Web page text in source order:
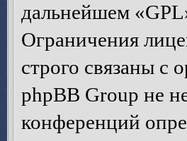
дальнейшем
Ограничения
строго связаны с
phpBB Group не
конференций